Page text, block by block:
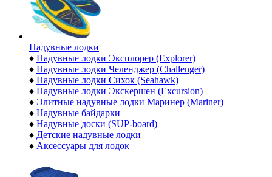
Надувные лодки
♦ Надувные лодки Эксплорер (Explorer)
♦ Надувные лодки Челенджер (Challenger)
♦ Надувные лодки Сихок (Seahawk)
♦ Надувные лодки Экскершен (Excursion)
♦ Элитные надувные лодки Маринер (Mariner)
♦ Надувные байдарки
♦ Надувные доски (SUP-board)
♦ Детские надувные лодки
♦ Аксессуары для лодок